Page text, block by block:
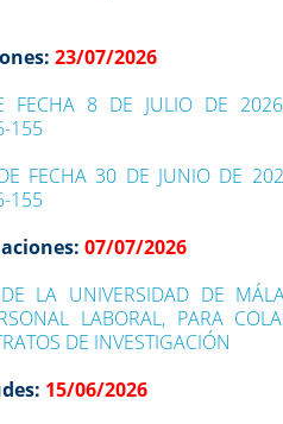
23/07/2026
FECHA 8 DE JULIO DE
155
FECHA 30 DE JUNIO DE
155
07/07/2026
LA UNIVERSIDAD DE
LABORAL, PARA
DE INVESTIGACIÓN
15/06/2026